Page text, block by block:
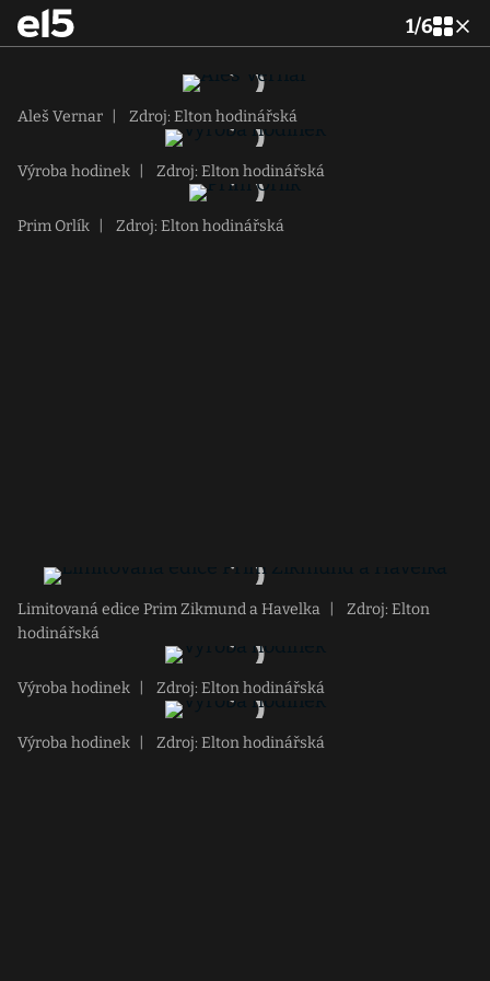
1/6
Aleš Vernar Zdroj: Elton hodinářská
Výroba hodinek Zdroj: Elton hodinářská
Prim Orlík Zdroj: Elton hodinářská
Limitovaná edice Prim Zikmund a Havelka
Zdroj: Elton
hodinářská
Výroba hodinek Zdroj: Elton hodinářská
Výroba hodinek Zdroj: Elton hodinářská